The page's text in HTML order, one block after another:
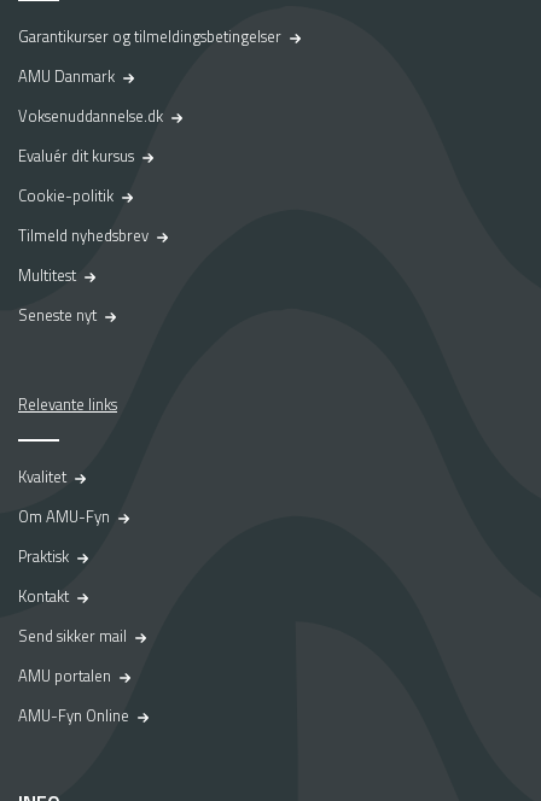
Garantikurser og tilmeldingsbetingelser
AMU Danmark
Voksenuddannelse.dk
Evaluér dit kursus
Cookie-politik
Tilmeld nyhedsbrev
Multitest
Seneste nyt
Relevante links
Kvalitet
Om AMU-Fyn
Praktisk
Kontakt
Send sikker mail
AMU portalen
AMU-Fyn Online